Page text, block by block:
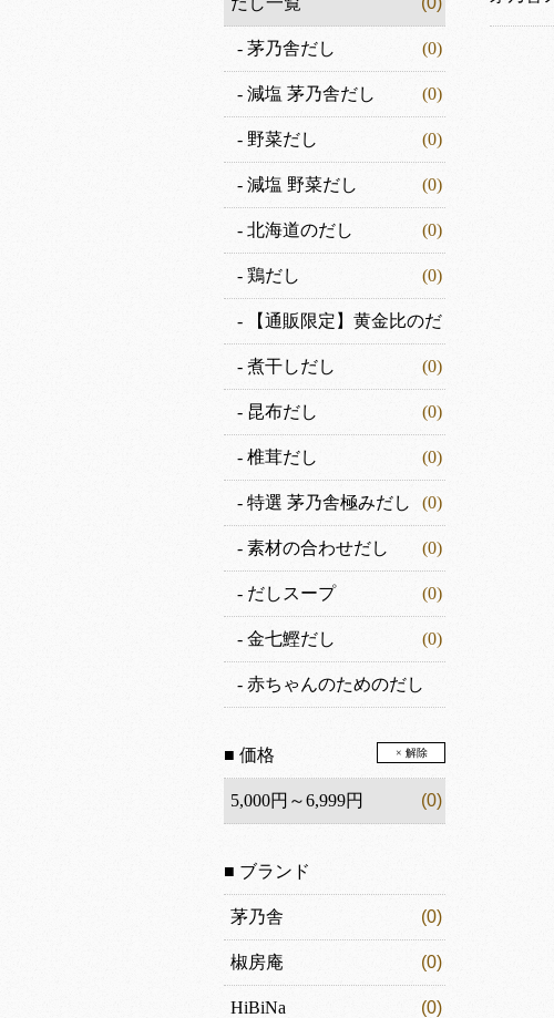
- 茅乃舎だし (0)
- 減塩 茅乃舎だし (0)
- 野菜だし (0)
- 減塩 野菜だし (0)
- 北海道のだし (0)
- 鶏だし (0)
- 【通販限定】黄金比のだ
し (0)
- 煮干しだし (0)
- 昆布だし (0)
- 椎茸だし (0)
- 特選 茅乃舎極みだし (0)
- 素材の合わせだし (0)
- だしスープ (0)
- 金七鰹だし (0)
- 赤ちゃんのためのだし
■ 価格
× 解除
5,000円～6,999円 (0)
■ ブランド
茅乃舎 (0)
椒房庵 (0)
HiBiNa (0)